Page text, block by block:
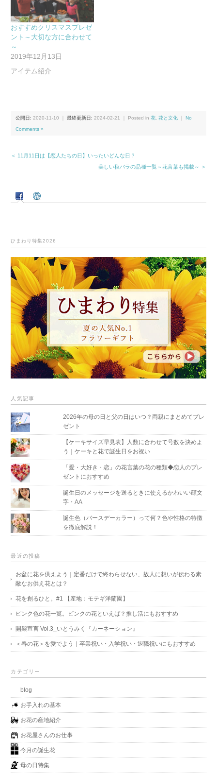
おすすめクリスマスプレゼ
ント～大切な方に合わせて
～
2019年12月13日
アイテム紹介
公開日:2020-11-10 ｜最終更新日:2024-02-21 ｜ Posted in花 ,花と文化 ｜No
Comments »
＜ 11月11日は【恋人たちの日】いったいどんな日？
美しい秋バラの品種一覧～花言葉も掲載～ ＞
ひまわり特集2026
人気記事
2026年の母の日と父の日はいつ？両親にまとめてプレ
ゼント
【ケーキサイズ早見表】人数に合わせて号数を決めよ
う｜ケーキと花で誕生日をお祝い
「愛・大好き・恋」の花言葉の花の種類◆恋人のプレ
ゼントにおすすめ
誕生日のメッセージを送るときに使えるかわいい顔文
字・AA
誕生色（バースデーカラー）って何？色や性格の特徴
を徹底解説！
最近の投稿
お盆に花を供えよう｜定番だけで終わらせない、故人に想いが伝わる素
敵なお供え花とは？
花を創るひと。#1 【産地：モテギ洋蘭園】
ピンク色の花一覧。ピンクの花といえば？推し活にもおすすめ
開架宣言 Vol.3_いとうみく『カーネーション』
＜春の花＞を愛でよう｜卒業祝い・入学祝い・退職祝いにもおすすめ
カテゴリー
blog
お手入れの基本
お花の産地紹介
お花屋さんのお仕事
今月の誕生花
母の日特集